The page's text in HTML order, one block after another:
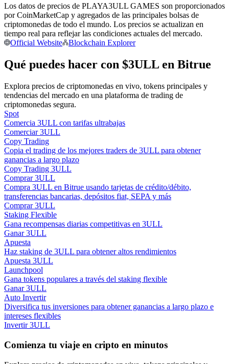
Información
Análisis de big data que incluye información comercial, etc.
Guía
Guía de inicio de futuros
Estrategias comerciales
Los datos de precios de PLAYA3ULL GAMES son proporcionados
por CoinMarketCap y agregados de las principales bolsas de
criptomonedas de todo el mundo. Los precios se actualizan en
tiempo real para reflejar las condiciones actuales del mercado.
Official Website
Blockchain Explorer
Qué puedes hacer con $3ULL en Bitrue
Explora precios de criptomonedas en vivo, tokens principales y
tendencias del mercado en una plataforma de trading de
criptomonedas segura.
Spot
Comercia 3ULL con tarifas ultrabajas
Comerciar 3ULL
Copy Trading
Copia el trading de los mejores traders de 3ULL para obtener
ganancias a largo plazo
Copy Trading 3ULL
Comprar 3ULL
Compra 3ULL en Bitrue usando tarjetas de crédito/débito,
transferencias bancarias, depósitos fiat, SEPA y más
Comprar 3ULL
Staking Flexible
Gana recompensas diarias competitivas en 3ULL
Ganar 3ULL
Apuesta
Haz staking de 3ULL para obtener altos rendimientos
Apuesta 3ULL
Launchpool
Gana tokens populares a través del staking flexible
Ganar 3ULL
Auto Invertir
Diversifica tus inversiones para obtener ganancias a largo plazo e
intereses flexibles
Invertir 3ULL
Comienza tu viaje en cripto en minutos